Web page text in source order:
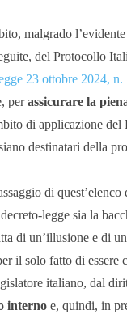
malgrado
del Protocollo
23 ottobre 2024, n.
perassicurare la
di applicazione
destinatari della
di
legge sia la
di un’illusione e di un
il solo fatto di
italiano, dal
interno e, quindi, in